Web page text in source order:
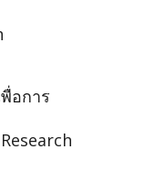
อการ